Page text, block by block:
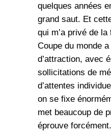
quelques années
grand saut. Et
qui m’a privé de
Coupe du monde
d’attraction, avec
sollicitations de
d’attentes
on se fixe
met beaucoup de
éprouve